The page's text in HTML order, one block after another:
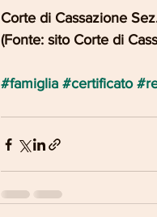
Corte di Cassazione
(Fonte: sito Corte di
#famiglia #certificato